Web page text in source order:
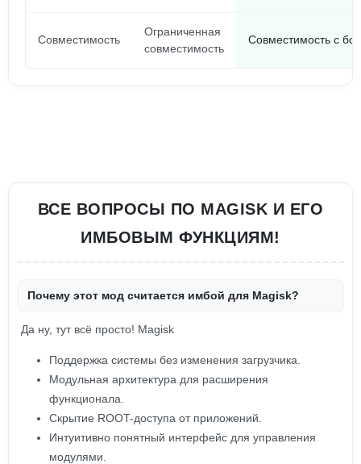
Совместимость
Ограниченная
совместимость
Совместимость с
ВСЕ ВОПРОСЫ ПО MAGISK И ЕГО
ИМБОВЫМ ФУНКЦИЯМ!
Почему этот мод считается имбой для Magisk?
Да ну, тут всё просто! Magisk
Поддержка системы без изменения загрузчика.
Модульная архитектура для расширения
функционала.
Скрытие ROOT-доступа от приложений.
Интуитивно понятный интерфейс для управления
модулями.